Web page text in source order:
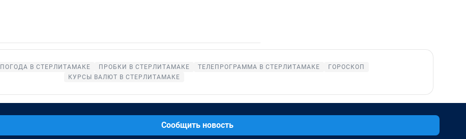
ПОГОДА В СТЕРЛИТАМАКЕ ПРОБКИ В СТЕРЛИТАМАКЕ ТЕЛЕПРОГРАММА В СТЕРЛИТАМАКЕ
ГОРОСКОП
КУРСЫ ВАЛЮТ В СТЕРЛИТАМАКЕ
Сообщить новость